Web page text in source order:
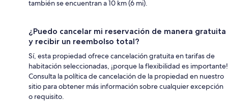
también se encuentran a 10 km (6 mi).
¿Puedo cancelar mi reservación de manera gratuita
y recibir un reembolso total?
Sí, esta propiedad ofrece cancelación gratuita en tarifas de
habitación seleccionadas, ¡porque la flexibilidad es importante!
Consulta la política de cancelación de la propiedad en nuestro
sitio para obtener más información sobre cualquier excepción
o requisito.